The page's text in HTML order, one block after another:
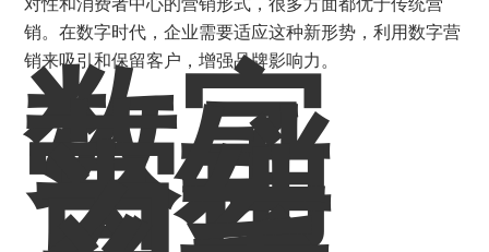
销。在数字时代，企业需要适应这种新形势，利用数字营
销来吸引和保留客户，增强品牌影响力。
数字
营销